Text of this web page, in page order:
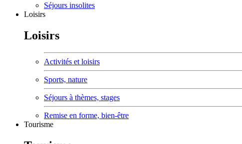
Séjours insolites
Loisirs
Loisirs
Activités et loisirs
Sports, nature
Séjours à thèmes, stages
Remise en forme, bien-être
Tourisme